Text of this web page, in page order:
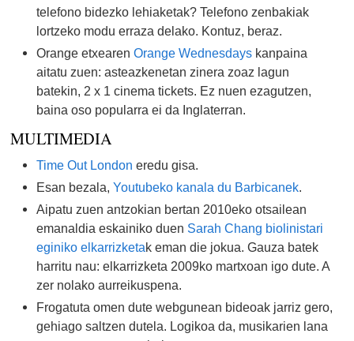
telefono bidezko lehiaketak? Telefono zenbakiak
lortzeko modu erraza delako. Kontuz, beraz.
Orange etxearen Orange Wednesdayskanpaina
aitatu zuen: asteazkenetan zinera zoaz lagun
batekin, 2 x 1 cinema tickets. Ez nuen ezagutzen,
baina oso popularra ei da Inglaterran.
MULTIMEDIA
Time Out London eredu gisa.
Esan bezala, Youtubeko kanala du Barbicanek.
Aipatu zuen antzokian bertan 2010eko otsailean
emanaldia eskainiko duen Sarah Chang biolinistari
eginiko elkarrizketak eman die jokua. Gauza batek
harritu nau: elkarrizketa 2009ko martxoan igo dute. A
zer nolako aurreikuspena.
Frogatuta omen dute webgunean bideoak jarriz gero,
gehiago saltzen dutela. Logikoa da, musikarien lana